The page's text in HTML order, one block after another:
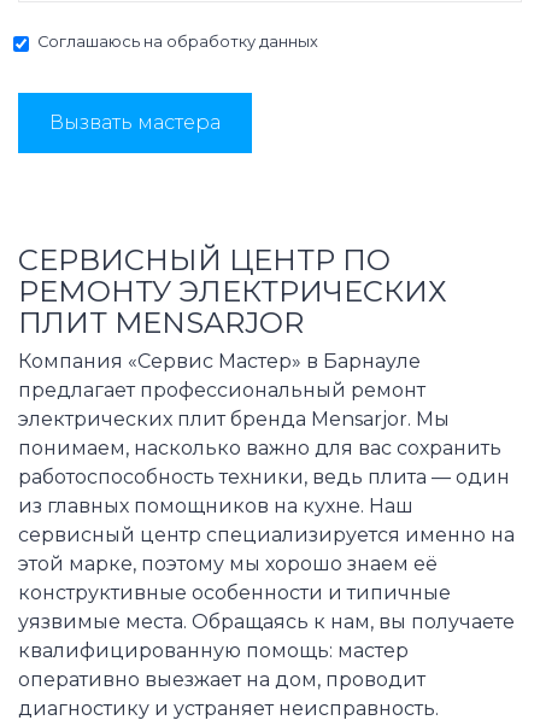
Соглашаюсь на обработку данных
Вызвать мастера
СЕРВИСНЫЙ ЦЕНТР ПО
РЕМОНТУ ЭЛЕКТРИЧЕСКИХ
ПЛИТ MENSARJOR
Компания «Сервис Мастер» в Барнауле
предлагает профессиональный ремонт
электрических плит бренда Mensarjor. Мы
понимаем, насколько важно для вас сохранить
работоспособность техники, ведь плита — один
из главных помощников на кухне. Наш
сервисный центр специализируется именно на
этой марке, поэтому мы хорошо знаем её
конструктивные особенности и типичные
уязвимые места. Обращаясь к нам, вы получаете
квалифицированную помощь: мастер
оперативно выезжает на дом, проводит
диагностику и устраняет неисправность.